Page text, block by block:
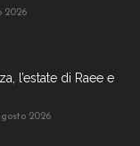
2026
l’estate di Raee e
2026